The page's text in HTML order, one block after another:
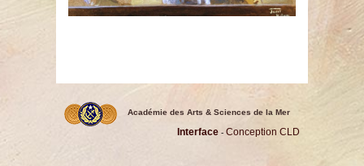
Académie des Arts & Sciences de la Mer
Interface - Conception CLD